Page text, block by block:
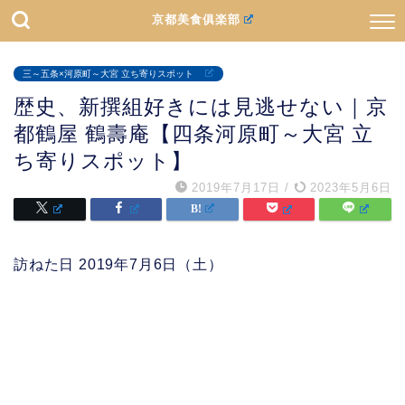
京都美食俱楽部
三～五条×河原町～大宮 立ち寄りスポット
歴史、新撰組好きには見逃せない｜京
都鶴屋 鶴壽庵【四条河原町～大宮 立
ち寄りスポット】
2019年7月17日 / 2023年5月6日
訪ねた日 2019年7月6日（土）